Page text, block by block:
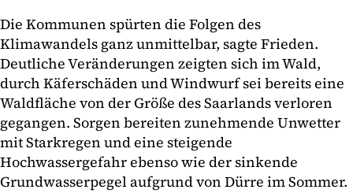
Die Kommunen spürten die Folgen des
Klimawandels ganz unmittelbar, sagte Frieden.
Deutliche Veränderungen zeigten sich im Wald,
durch Käferschäden und Windwurf sei bereits eine
Waldfläche von der Größe des Saarlands verloren
gegangen. Sorgen bereiten zunehmende Unwetter
mit Starkregen und eine steigende
Hochwassergefahr ebenso wie der sinkende
Grundwasserpegel aufgrund von Dürre im Sommer.